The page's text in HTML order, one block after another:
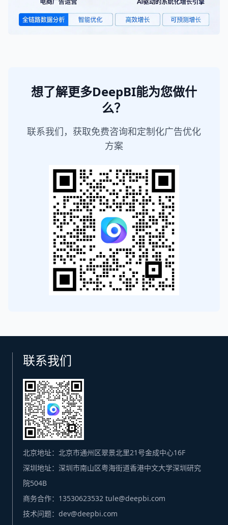
想了解更多DeepBI能为您做什
么？
联系我们，获取免费咨询和定制化广告优化
方案
联系我们
北京地址：北京市通州区翠景北里21号金成中心16F
深圳地址：深圳市南山区粤海街道香港中文大学深圳研究
院504B
商务合作：13530623532 tule@deepbi.com
技术问题：dev@deepbi.com